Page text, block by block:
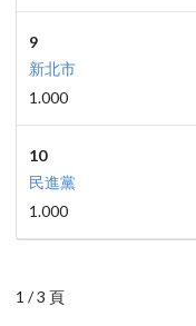
9
新北市
1.000
10
民進黨
1.000
1 / 3 頁